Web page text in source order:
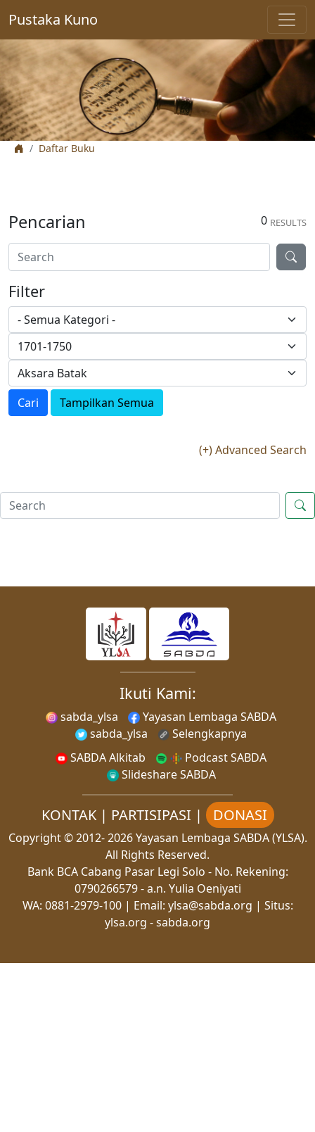
Pustaka Kuno
Daftar Buku
0 RESULTS
Pencarian
Filter
Cari Tampilkan Semua
(+) Advanced Search
Ikuti Kami:
sabda_ylsa
Yayasan Lembaga SABDA
sabda_ylsa
Selengkapnya
SABDA Alkitab
Podcast SABDA
Slideshare SABDA
KONTAK| PARTISIPASI | DONASI
Copyright© 2012-2026Yayasan Lembaga SABDA (YLSA).
All Rights Reserved.
Bank BCA Cabang Pasar Legi Solo - No. Rekening:
0790266579 - a.n. Yulia Oeniyati
WA: 0881-2979-100| Email: ylsa@sabda.org | Situs:
ylsa.org -sabda.org